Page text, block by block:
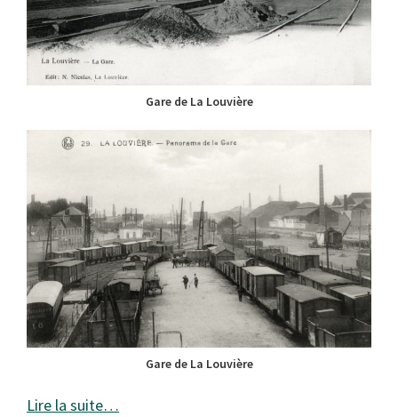
Gare de La Louvière
Gare de La Louvière
Lire la suite…